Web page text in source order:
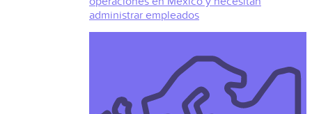
administrar empleados